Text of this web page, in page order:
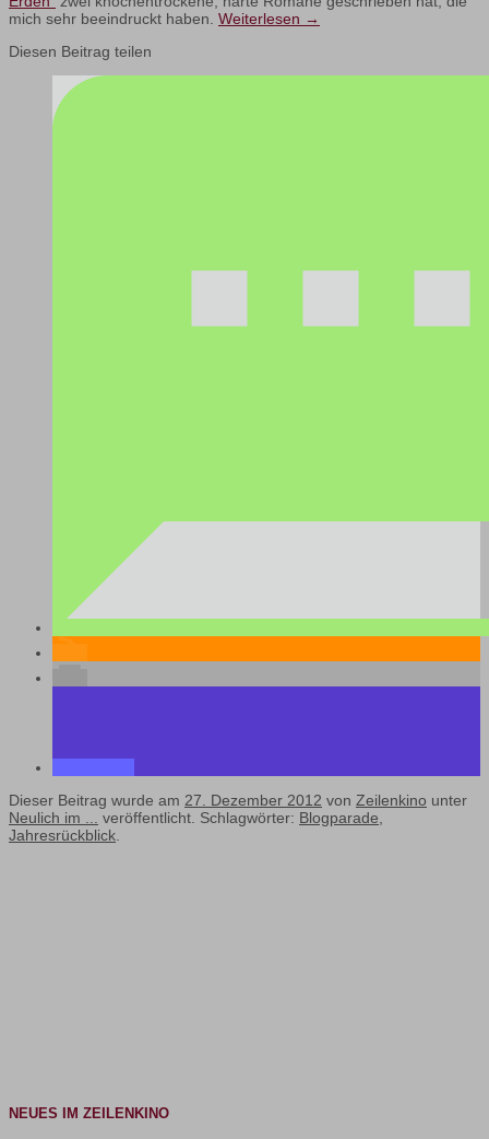
mich sehr beeindruckt haben. Weiterlesen →
Diesen Beitrag teilen
Dieser Beitrag wurde am 27. Dezember 2012 von Zeilenkino unter
Neulich im ...
veröffentlicht. Schlagwörter: Blogparade
Jahresrückblick
NEUES IM ZEILENKINO